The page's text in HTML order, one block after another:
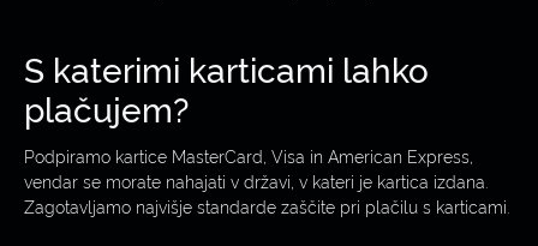
S katerimi karticami lahko
plačujem?
Podpiramo kartice MasterCard, Visa in American Express,
vendar se morate nahajati v državi, v kateri je kartica izdana.
Zagotavljamo najvišje standarde zaščite pri plačilu s karticami.